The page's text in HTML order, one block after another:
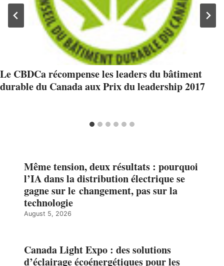
Le CBDCa récompense les leaders du bâtiment
durable du Canada aux Prix du leadership 2017
Même tension, deux résultats : pourquoi
l’IA dans la distribution électrique se
gagne sur le changement, pas sur la
technologie
August 5, 2026
Canada Light Expo : des solutions
d’éclairage écoénergétiques pour les